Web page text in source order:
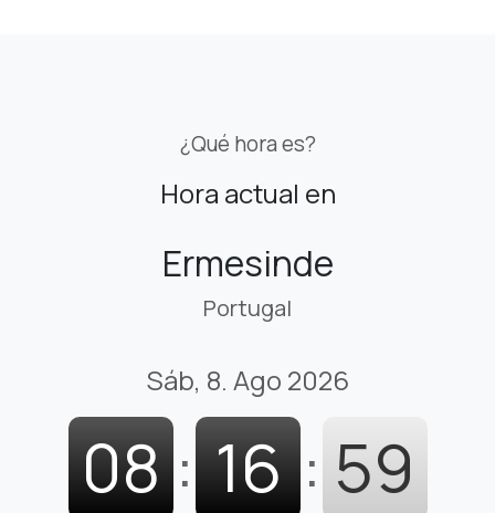
¿Qué hora es?
Hora actual en
Ermesinde
Portugal
Sáb, 8. Ago 2026
08 : 17 : 00